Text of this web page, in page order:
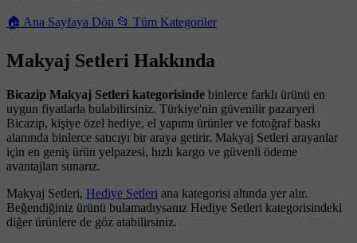
🏠 Ana Sayfaya Dön 📂 Tüm Kategoriler
Makyaj Setleri Hakkında
Bicazip Makyaj Setleri kategorisinde binlerce farklı ürünü en
uygun fiyatlarla bulabilirsiniz. Türkiye'nin güvenilir pazaryeri
Bicazip, kişiye özel hediye, el yapımı ürünler ve fotoğraf baskı
alanında binlerce satıcıyı bir araya getirir. Makyaj Setleri arayanlar
için en geniş ürün yelpazesi, hızlı kargo ve güvenli ödeme
avantajları sunarız.
Makyaj Setleri, Hediye Setleri ana kategorisi altında yer alır.
Beğendiğiniz ürünü bulamadıysanız Hediye Setleri kategorisindeki
diğer ürünlere de göz atabilirsiniz.